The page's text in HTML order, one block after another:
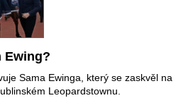
Ewing?
Sama Ewinga, který se zaskvěl na
Leopardstownu.